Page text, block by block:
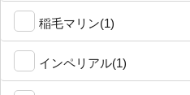
稲毛マリン(1)
インペリアル(1)